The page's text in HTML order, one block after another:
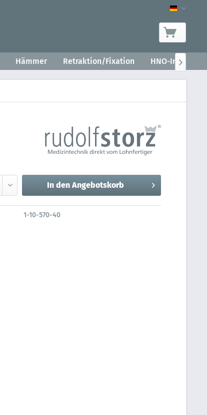
Hämmer Retraktion/Fixation HNO- 
In den Angebotskorb
1-10-570-40